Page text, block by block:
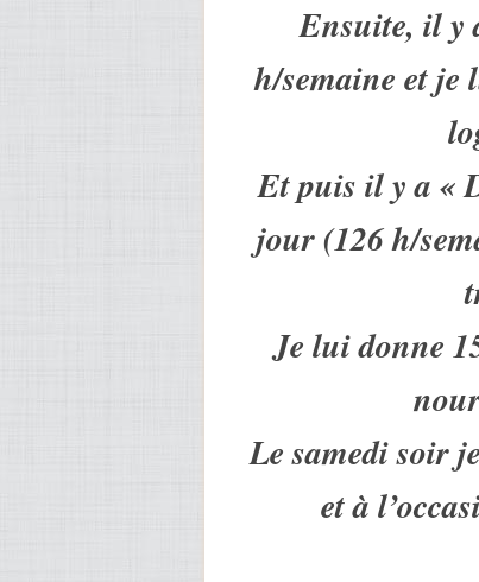
Ensuite, il y
h/semaine et je
Et puis il y a «
jour (126 h/
Je lui donne
Le samedi soir
et à